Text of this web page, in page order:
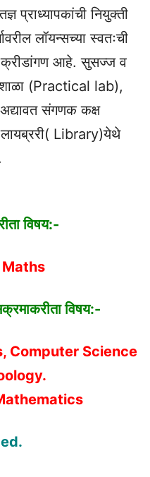
प्राध्यापकांची नियुक्ती
लॉयन्सच्या स्वतःची
आहे. सुसज्ज व
(Practical lab),
संगणक कक्ष
Library)येथे
विषय:-
Maths
विषय:-
Computer Science